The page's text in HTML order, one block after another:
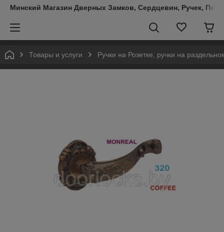
Минский Магазин Дверных Замков, Сердцевин, Ручек,
Товары и услуги Ручки на Розетке, ручки на